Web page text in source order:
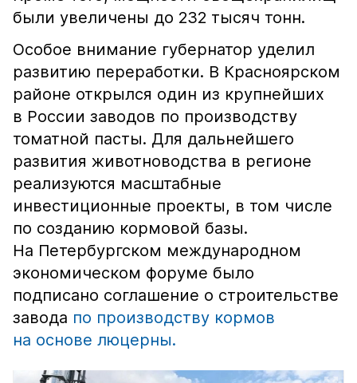
были увеличены до 232 тысяч тонн.
Особое внимание губернатор уделил
развитию переработки. В Красноярском
районе открылся один из крупнейших
в России заводов по производству
томатной пасты. Для дальнейшего
развития животноводства в регионе
реализуются масштабные
инвестиционные проекты, в том числе
по созданию кормовой базы.
На Петербургском международном
экономическом форуме было
подписано соглашение о строительстве
завода по производству кормов
на основе люцерны.